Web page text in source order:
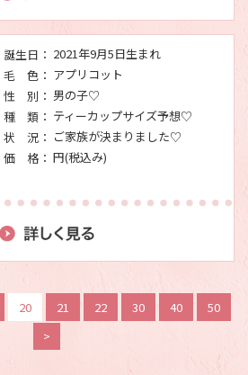
誕生日： 2021年9月5日生まれ
毛 色： アプリコット
性 別： 男の子♡
種 類： ティーカップサイズ予想♡
状 況： ご家族が決まりました♡
価 格： 円(税込み)
20 21 22 30 40 50
>